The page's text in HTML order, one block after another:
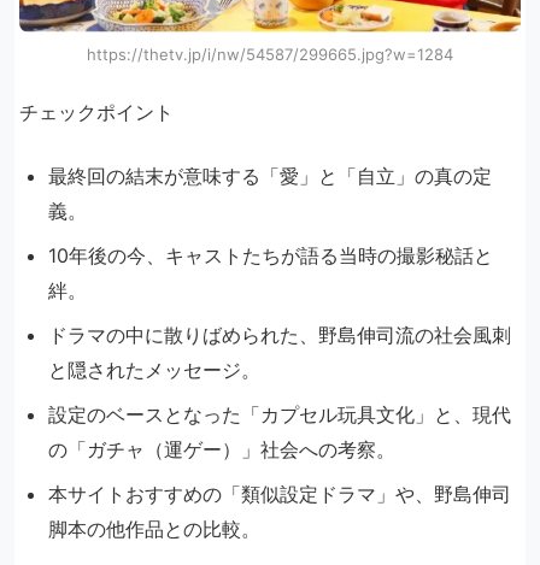
https://thetv.jp/i/nw/54587/299665.jpg?w=1284
チェックポイント
最終回の結末が意味する「愛」と「自立」の真の定
義。
10年後の今、キャストたちが語る当時の撮影秘話と
絆。
ドラマの中に散りばめられた、野島伸司流の社会風刺
と隠されたメッセージ。
設定のベースとなった「カプセル玩具文化」と、現代
の「ガチャ（運ゲー）」社会への考察。
本サイトおすすめの「類似設定ドラマ」や、野島伸司
脚本の他作品との比較。